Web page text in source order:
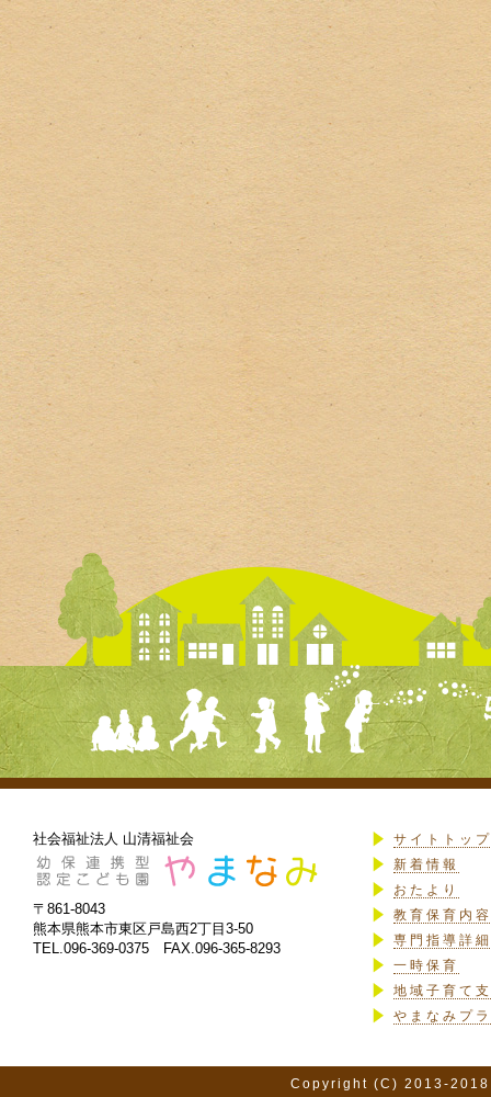
社会福祉法人 山清福祉会
〒861-8043
熊本県熊本市東区戸島西2丁目3-50
TEL.096-369-0375 FAX.096-365-8293
サイトトップ
新着情報
おたより
教育保育内
専門指導詳細
一時保育
地域子育て
やまなみプ
Copyright (C) 2013-